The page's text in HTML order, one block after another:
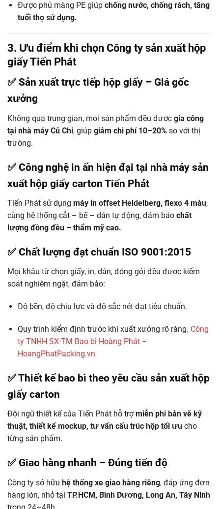
Được phủ màng PE giúp chống nước, chống rách, tăng
tuổi thọ sử dụng.
3. Ưu điểm khi chọn Công ty sản xuất hộp
giấy Tiến Phát
✅ Sản xuất trực tiếp hộp giấy – Giá gốc
xưởng
Không qua trung gian, mọi sản phẩm đều được gia công
tại nhà máy Củ Chi, giúp giảm chi phí 10–20% so với thị
trường.
✅ Công nghệ in ấn hiện đại tại nhà máy sản
xuất hộp giấy carton Tiến Phát
Tiến Phát sử dụng máy in offset Heidelberg, flexo 4 màu,
cùng hệ thống cắt – bế – dán tự động, đảm bảo chất
lượng đồng đều – thẩm mỹ cao.
✅ Chất lượng đạt chuẩn ISO 9001:2015
Mọi khâu từ chọn giấy, in, dán, đóng gói đều được kiểm
soát nghiêm ngặt, đảm bảo:
Độ bền, độ chịu lực và độ sắc nét đạt tiêu chuẩn.
Quy trình kiểm định trước khi xuất xưởng rõ ràng. Công
ty TNHH SX-TM Bao bì Hoàng Phát –
HoangPhatPacking.vn
✅ Thiết kế bao bì theo yêu cầu sản xuất hộp
giấy carton
Đội ngũ thiết kế của Tiến Phát hỗ trợmiễn phí bản vẽ kỹ
thuật, thiết kế mockup, tư vấn cấu trúc hộp tối ưu cho
từng sản phẩm.
✅ Giao hàng nhanh – Đúng tiến độ
Công ty sở hữu hệ thống xe giao hàng riêng, đáp ứng đơn
hàng lớn, nhỏ tại TP.HCM, Bình Dương, Long An, Tây Ninh
trong 24–48h.